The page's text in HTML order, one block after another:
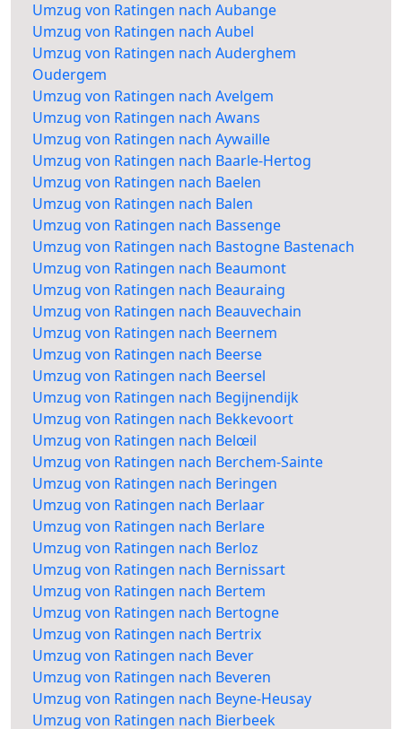
Umzug von Ratingen nach Aubange
Umzug von Ratingen nach Aubel
Umzug von Ratingen nach Auderghem
Oudergem
Umzug von Ratingen nach Avelgem
Umzug von Ratingen nach Awans
Umzug von Ratingen nach Aywaille
Umzug von Ratingen nach Baarle-Hertog
Umzug von Ratingen nach Baelen
Umzug von Ratingen nach Balen
Umzug von Ratingen nach Bassenge
Umzug von Ratingen nach Bastogne Bastenach
Umzug von Ratingen nach Beaumont
Umzug von Ratingen nach Beauraing
Umzug von Ratingen nach Beauvechain
Umzug von Ratingen nach Beernem
Umzug von Ratingen nach Beerse
Umzug von Ratingen nach Beersel
Umzug von Ratingen nach Begijnendijk
Umzug von Ratingen nach Bekkevoort
Umzug von Ratingen nach Belœil
Umzug von Ratingen nach Berchem-Sainte
Umzug von Ratingen nach Beringen
Umzug von Ratingen nach Berlaar
Umzug von Ratingen nach Berlare
Umzug von Ratingen nach Berloz
Umzug von Ratingen nach Bernissart
Umzug von Ratingen nach Bertem
Umzug von Ratingen nach Bertogne
Umzug von Ratingen nach Bertrix
Umzug von Ratingen nach Bever
Umzug von Ratingen nach Beveren
Umzug von Ratingen nach Beyne-Heusay
Umzug von Ratingen nach Bierbeek